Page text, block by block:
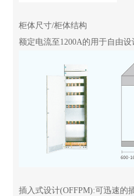
柜体尺寸/柜体结构
额定电流至1200A的用于自由设
插入式设计(OFFPM):可迅速的